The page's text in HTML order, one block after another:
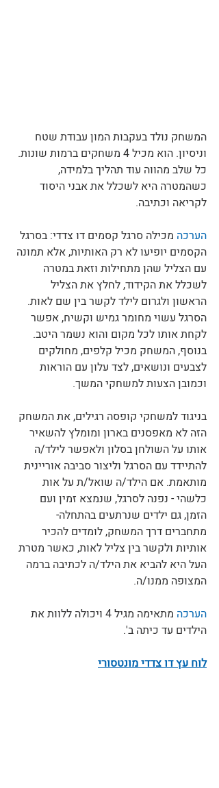
המשחק נולד בעקבות המון עבודת שטח
וניסיון. הוא מכיל 4 משחקים ברמות שונות.
כל שלב מהווה עוד תהליך בלמידה,
כשהמטרה היא לשכלל את אבני היסוד
לקריאה וכתיבה.
הערכה מכילה סרגל קסמים דו צדדי: בסרגל
הקסמים יופיעו לא רק האותיות, אלא תמונה
עם הצליל שהן מתחילות וזאת במטרה
לשכלל את הקידוד, לחלץ את הצליל
הראשון ולגרום לילד לקשר בין שם לאות.
הסרגל עשוי מחומר גמיש וקשיח, אפשר
לקחת אותו לכל מקום והוא נשמר היטב.
בנוסף, המשחק מכיל קלפים, מחולקים
לצבעים ונושאים, לצד עלון עם הוראות
וכמובן הצעות למשחקי המשך.
בניגוד למשחקי קופסה רגילים, את המשחק
הזה לא מאפסנים בארון ומומלץ להשאיר
אותו על השולחן בסלון ולאפשר לילד/ה
להתיידד עם הסרגל וליצור סביבה אוריינית
מותאמת. אם הילד/ה שואל/ת על אות
כלשהי - נפנה לסרגל, שנמצא זמין ועם
הזמן, גם ילדים שנרתעים בהתחלה-
מתחברים דרך המשחק, לומדים להכיר
אותיות ולקשר בין צליל לאות, כאשר מטרת
העל היא להביא את הילד/ה לכתיבה ברמה
המצופה ממנו/ה.
הערכה
מתאימה מגיל 4 ויכולה ללוות את
הילדים עד כיתה ב'.
לוח עץ דו צדדי מונטסורי